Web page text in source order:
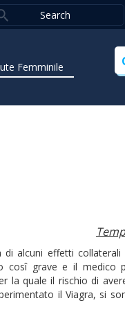
Femminile
alcuni effetti
grave e il medico
la quale il rischio di
il Viagra, si